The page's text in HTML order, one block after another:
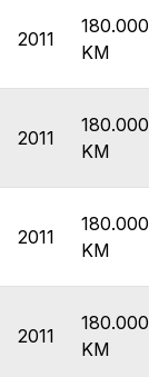
2011
180.000
KM
2011
180.000
KM
2011
180.000
KM
2011
180.000
KM